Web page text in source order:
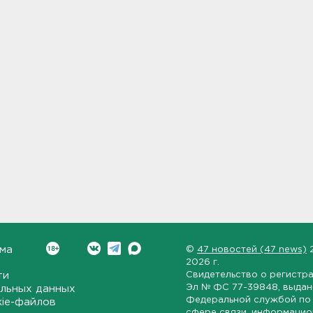
данных
файлов
© 47 новостей (47 news)
2026 г.
Свидетельство о
Эл № ФС 77-39848 ,
Федеральной службой по